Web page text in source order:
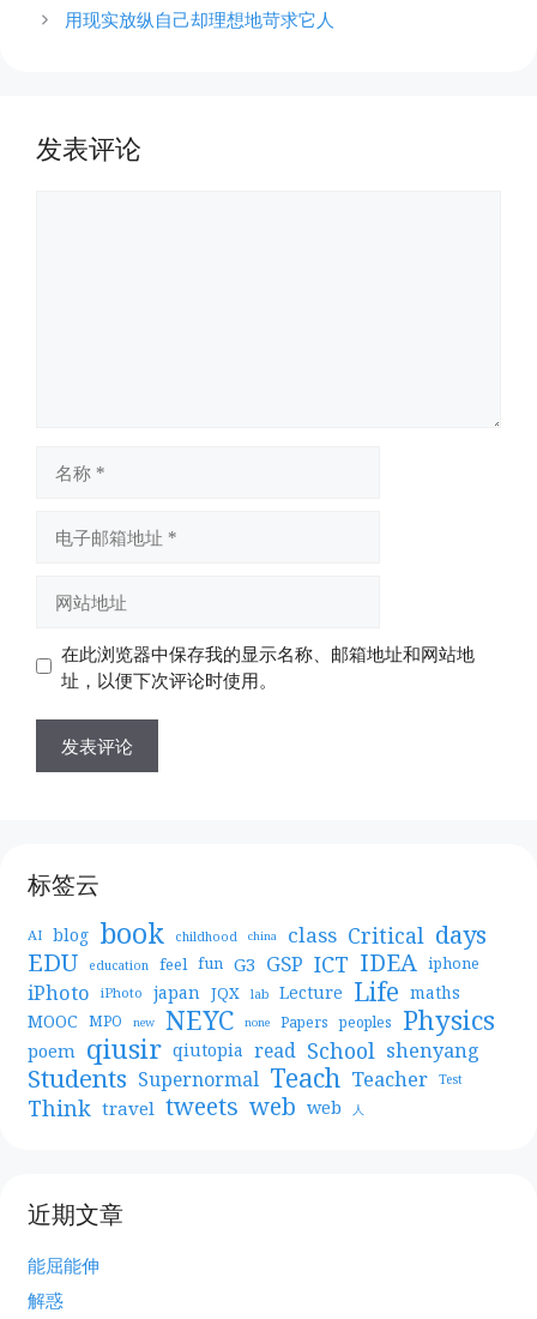
用现实放纵自己却理想地苛求它人
发表评论
址
址
在此浏览器中保存我的显示名称、邮箱地址和网站地
址，以便下次评论时使用。
标签云
AI blog book childhood china class Critical days
EDU education feel fun G3 GSP ICT IDEA iphone
iPhoto iPhoto japan JQX lab Lecture Life maths
MOOC MPO new NEYC none Papers peoples Physics
poem qiusir qiutopia read School shenyang
Students Supernormal Teach Teacher Test
Think travel tweets web web 人
近期文章
能屈能伸
解惑